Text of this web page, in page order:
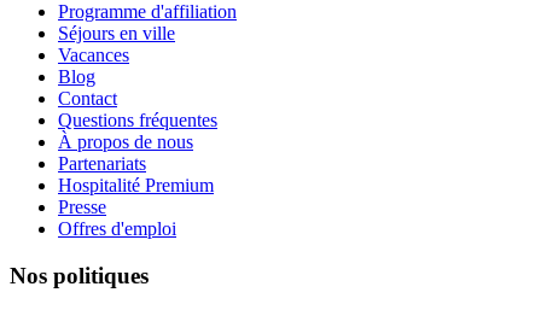
Programme d'affiliation
Séjours en ville
Vacances
Blog
Contact
Questions fréquentes
À propos de nous
Partenariats
Hospitalité Premium
Presse
Offres d'emploi
Nos politiques